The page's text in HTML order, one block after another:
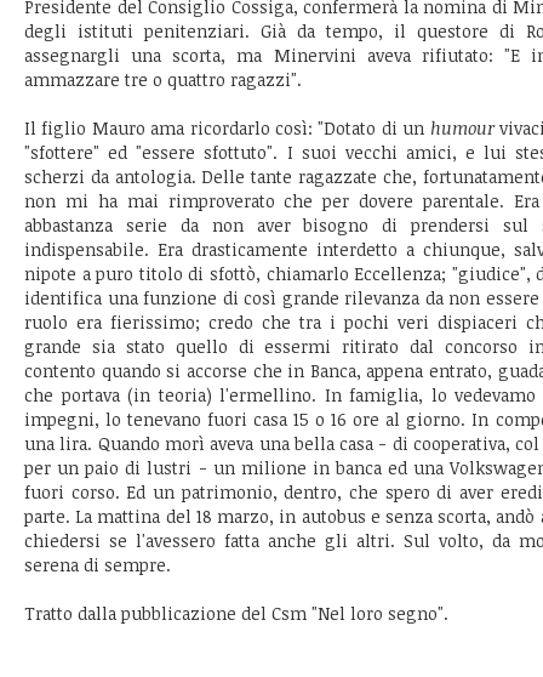
Presidente del Consiglio Cossiga, confermerà la nomina di
degli istituti penitenziari. Già da tempo, il questore di
assegnargli una scorta, ma Minervini aveva rifiutato: "E
ammazzare tre o quattro ragazzi".
Il figlio Mauro ama ricordarlo così: "Dotato di un humour
"sfottere" ed "essere sfottuto". I suoi vecchi amici, e lui
scherzi da antologia. Delle tante ragazzate che,
non mi ha mai rimproverato che per dovere parentale.
abbastanza serie da non aver bisogno di prendersi
indispensabile. Era drasticamente interdetto a chiunque,
nipote a puro titolo di sfottò, chiamarlo Eccellenza; "giudice",
identifica una funzione di così grande rilevanza da non
ruolo era fierissimo; credo che tra i pochi veri dispiaceri
grande sia stato quello di essermi ritirato dal concorso
contento quando si accorse che in Banca, appena entrato,
che portava (in teoria) l'ermellino. In famiglia, lo
impegni, lo tenevano fuori casa 15 o 16 ore al giorno. In
una lira. Quando morì aveva una bella casa - di cooperativa,
per un paio di lustri - un milione in banca ed una
fuori corso. Ed un patrimonio, dentro, che spero di aver
parte. La mattina del 18 marzo, in autobus e senza scorta, andò
chiedersi se l'avessero fatta anche gli altri. Sul volto, da
serena di sempre.
Tratto dalla pubblicazione del Csm "Nel loro segno".